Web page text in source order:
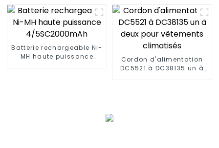
DC35135
Batterie rechargeable Ni-
MH haute puissance
Cordon d'alimentation
DC5521 à DC38135 un à